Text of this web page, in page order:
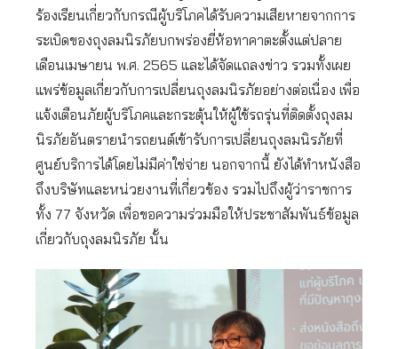
ร้องเรียนเกี่ยวกับกรณีผู้บริโภคได้รับความเสียหายจากการ
ระเบิดของถุงลมนิรภัยบกพร่องยี่ห้อทาคาตะตั้งแต่ปลาย
เดือนเมษายน พ.ศ. 2565 และได้จัดแถลงข่าว รวมทั้งเผย
แพร่ข้อมูลเกี่ยวกับการเปลี่ยนถุงลมนิรภัยอย่างต่อเนื่อง เพื่อ
แจ้งเตือนภัยผู้บริโภคและกระตุ้นให้ผู้ใช้รถรุ่นที่ติดตั้งถุงลม
นิรภัยอันตรายนำรถยนต์เข้ารับการเปลี่ยนถุงลมนิรภัยที่
ศูนย์บริการได้โดยไม่มีค่าใช่จ่าย นอกจากนี้ ยังได้ทำหนังสือ
ถึงบริษัทและหน่วยงานที่เกี่ยวข้อง รวมไปถึงผู้ว่าราชการ
ทั้ง 77 จังหวัด เพื่อขอความร่วมมือให้ประชาสัมพันธ์ข้อมูล
เกี่ยวกับถุงลมนิรภัย นั้น